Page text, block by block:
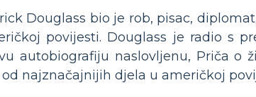
Douglass bio je rob, pisac,
povijesti. Douglass je radio s
autobiografiju naslovljenu, Priča o
najznačajnijih djela u američkoj